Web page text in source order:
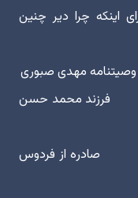
اینکه چرا دیر چنین
مهدی صبوری
فرزند محمد حسن
صادره از فردوس